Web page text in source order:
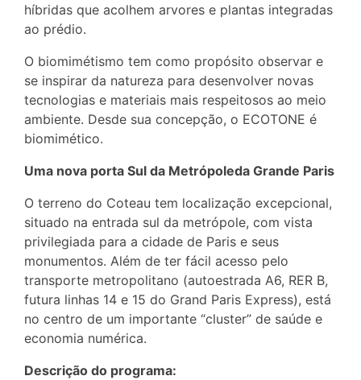
híbridas que acolhem arvores e plantas integradas
ao prédio.
O biomimétismo tem como propósito observar e
se inspirar da natureza para desenvolver novas
tecnologias e materiais mais respeitosos ao meio
ambiente. Desde sua concepção, o ECOTONE é
biomimético.
Uma nova porta Sul da Metrópoleda Grande Paris
O terreno do Coteau tem localização excepcional,
situado na entrada sul da metrópole, com vista
privilegiada para a cidade de Paris e seus
monumentos. Além de ter fácil acesso pelo
transporte metropolitano (autoestrada A6, RER B,
futura linhas 14 e 15 do Grand Paris Express), está
no centro de um importante “cluster” de saúde e
economia numérica.
Descrição do programa: